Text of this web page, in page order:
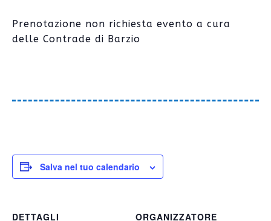
Prenotazione non richiesta evento a cura
delle Contrade di Barzio
Salva nel tuo calendario
DETTAGLI
ORGANIZZATORE